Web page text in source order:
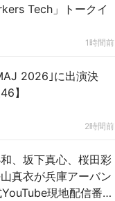
Tech」トークイ
1時間前
2026｣に出演決
】
2時間前
、坂下真心、桜田彩
真衣が兵庫アーバン
現地配信番組